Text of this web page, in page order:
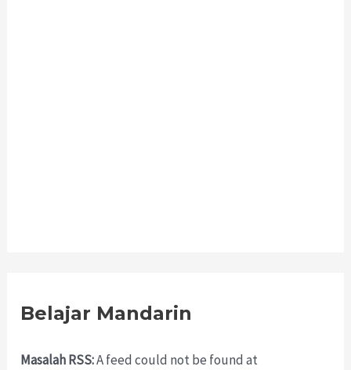
Belajar Mandarin
Masalah RSS:A feed could not be found at